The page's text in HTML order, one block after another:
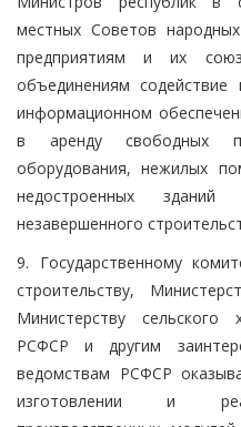
местных Советов
предприятиям и их
объединениям содействие
информационном
в аренду свободных
оборудования, нежилых
недостроенных
незавершенного
9. Государственному
строительству,
Министерству сельского
РСФСР и другим
ведомствам РСФСР
изготовлении и